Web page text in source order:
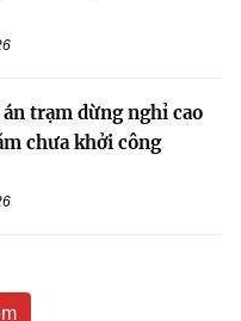
trạm dừng nghỉ cao
chưa khởi công